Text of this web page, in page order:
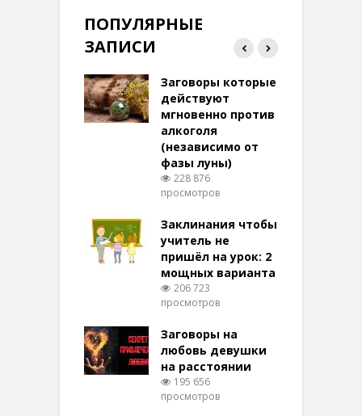
ПОПУЛЯРНЫЕ
ЗАПИСИ
Заговоры которые
действуют
мгновенно против
алкоголя
(независимо от
фазы луны)
228 876
просмотров
Заклинания чтобы
учитель не
пришёл на урок: 2
мощных варианта
206 723
просмотров
Заговоры на
любовь девушки
на расстоянии
195 656
просмотров